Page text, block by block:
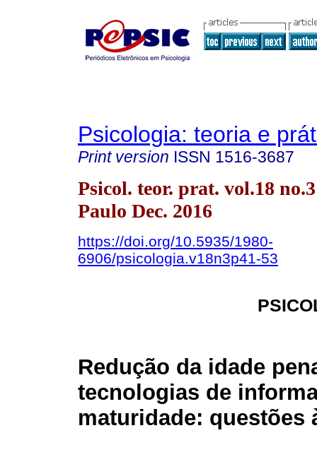
Psicologia: teoria e
Print version ISSN 1516-3687
Psicol. teor. prat. vol.18
Paulo Dec. 2016
https://doi.org/10.5935/1980-
6906/psicologia.v18n3p41-53
Redução da idade
tecnologias de
maturidade: questões